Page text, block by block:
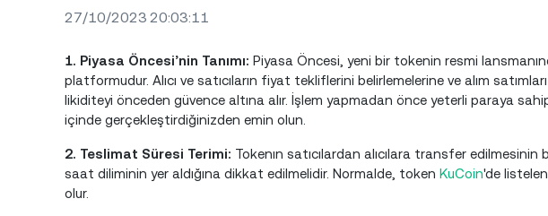
27/10/2023 20:03:11
1. Piyasa Öncesi’nin Tanımı: Piyasa Öncesi, yeni bir tokenin resmi
platformudur. Alıcı ve satıcıların fiyat tekliflerini belirlemelerine ve alım
likiditeyi önceden güvence altına alır. İşlem yapmadan önce yeterli paraya
içinde gerçekleştirdiğinizden emin olun.
2. Teslimat Süresi Terimi: Tokenın satıcılardan alıcılara transfer
saat diliminin yer aldığına dikkat edilmelidir. Normalde, token KuCoin'de
olur.